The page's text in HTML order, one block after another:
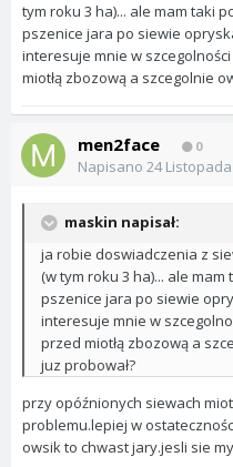
tym roku 3 ha)... ale mam taki
pszenice jara po siewie
interesuje mnie w
miotłą zbozową a szcegolnie
men2face 0
Napisano 24
maskin napisał:
ja robie doswiadczenia z
(w tym roku 3 ha)... ale
pszenice jara po siewie
interesuje mnie w
przed miotłą zbozową a
juz probował?
przy opóźnionych siewach
problemu.lepiej w
owsik to chwast jary.jesli sie